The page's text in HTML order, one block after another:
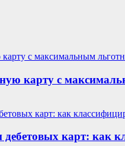
карту с
карт: как